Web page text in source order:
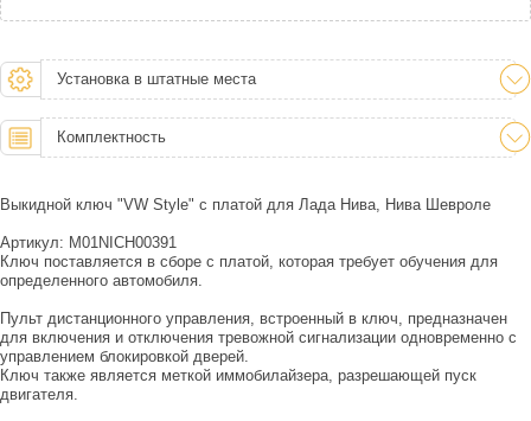
Установка в штатные места
Комплектность
Выкидной ключ "VW Style" с платой для Лада Нива, Нива Шевроле
Артикул: M01NICH00391
Ключ поставляется в сборе с платой, которая требует обучения для
определенного автомобиля.
Пульт дистанционного управления, встроенный в ключ, предназначен
для включения и отключения тревожной сигнализации одновременно с
управлением блокировкой дверей.
Ключ также является меткой иммобилайзера, разрешающей пуск
двигателя.